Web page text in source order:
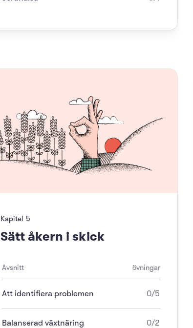
Kapitel 5
Sätt åkern i skick
Avsnitt övningar
Att identifiera problemen 0/5
Balanserad växtnäring 0/2